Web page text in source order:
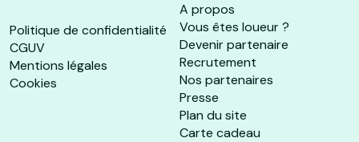
Politique de confidentialité
CGUV
Mentions légales
Cookies
A propos
Vous êtes loueur ?
Devenir partenaire
Recrutement
Nos partenaires
Presse
Plan du site
Carte cadeau